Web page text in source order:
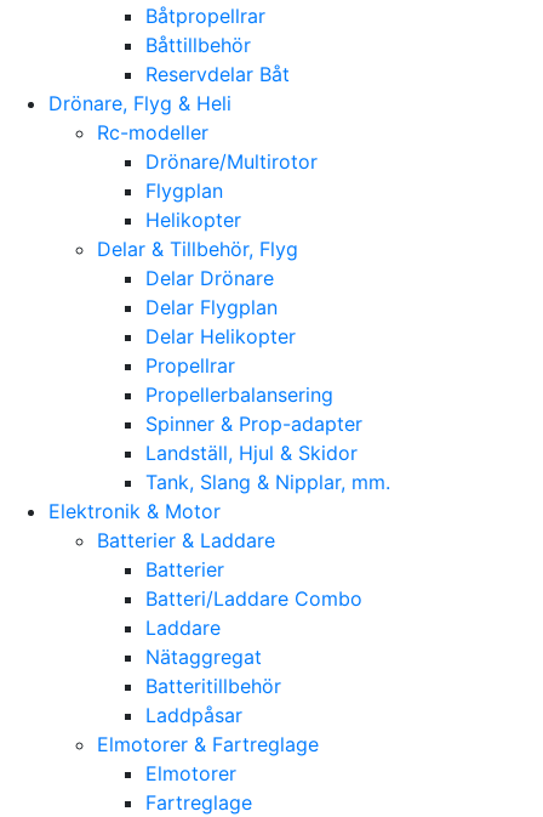
Båtpropellrar
Båttillbehör
Reservdelar Båt
Drönare, Flyg & Heli
Rc-modeller
Drönare/Multirotor
Flygplan
Helikopter
Delar & Tillbehör, Flyg
Delar Drönare
Delar Flygplan
Delar Helikopter
Propellrar
Propellerbalansering
Spinner & Prop-adapter
Landställ, Hjul & Skidor
Tank, Slang & Nipplar, mm.
Elektronik & Motor
Batterier & Laddare
Batterier
Batteri/Laddare Combo
Laddare
Nätaggregat
Batteritillbehör
Laddpåsar
Elmotorer & Fartreglage
Elmotorer
Fartreglage